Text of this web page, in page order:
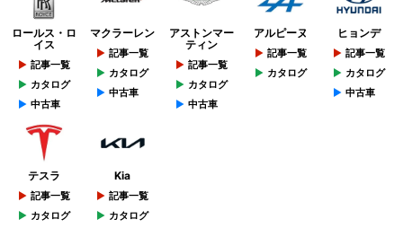
ロールス・ロ
イス
記事一覧
カタログ
中古車
マクラーレン
記事一覧
カタログ
中古車
アストンマー
ティン
記事一覧
カタログ
中古車
アルピーヌ
記事一覧
カタログ
ヒョンデ
記事一覧
カタログ
中古車
テスラ
記事一覧
カタログ
Kia
記事一覧
カタログ